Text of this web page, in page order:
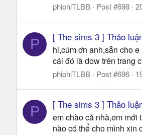
phiphiTLBB Post #698
P [ The sims 3 ] Thảo
hi,cúm ơn anh,sẵn cho
cái đó là dow trên trang
phiphiTLBB Post #696
P [ The sims 3 ] Thảo
em chào cả nhà,em mới
nào có thể cho mình xin